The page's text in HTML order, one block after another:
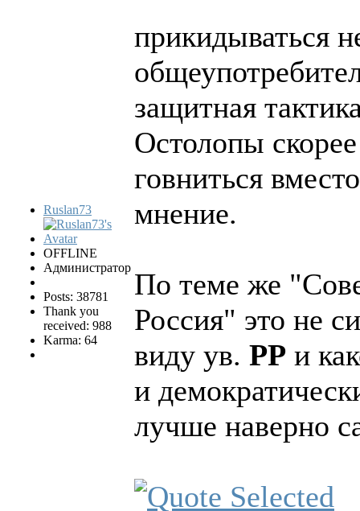
Ruslan73
OFFLINE
Администратор
Posts: 38781
Thank you
received: 988
Karma: 64
прикидываться
защитная
Остолопы
говниться
мнение.
По теме же
Россия" это не
виду ув. РР и
и
лучше наверно